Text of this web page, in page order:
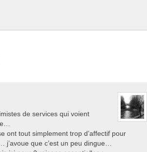
de services qui voient
ont tout simplement trop d’affectif pour
que c’est un peu dingue…